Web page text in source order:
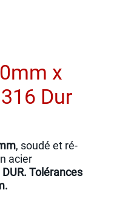
x
Dur
, soudé et ré-
acier
Tolérances